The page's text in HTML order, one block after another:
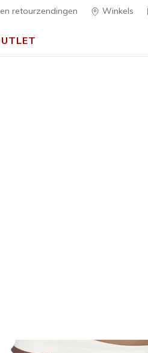
retourzendingen Winkels